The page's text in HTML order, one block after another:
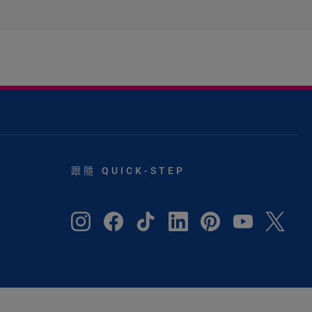
跟隨 QUICK-STEP